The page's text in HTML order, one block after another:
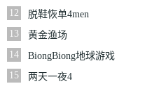
12
脱鞋恢单4men
13
黄金渔场
14
BiongBiong地球游戏
厅第三季
15 两天一夜4